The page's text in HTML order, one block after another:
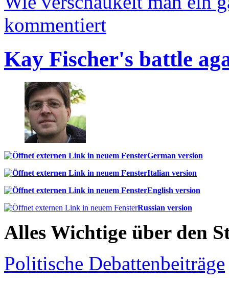
kommentiert
Kay Fischer's battle
German version
Italian version
English version
Russian version
Alles Wichtige über den
Politische Debattenbeiträge